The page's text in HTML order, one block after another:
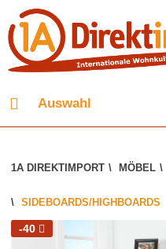
Auswahl
1A DIREKTIMPORT \ MÖBEL \
\ SIDEBOARDS/HIGHBOARDS
-40